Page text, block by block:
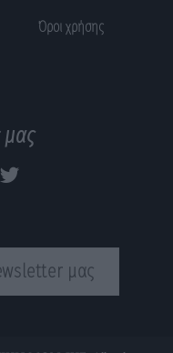
Όροι χρήσης
μας
μας